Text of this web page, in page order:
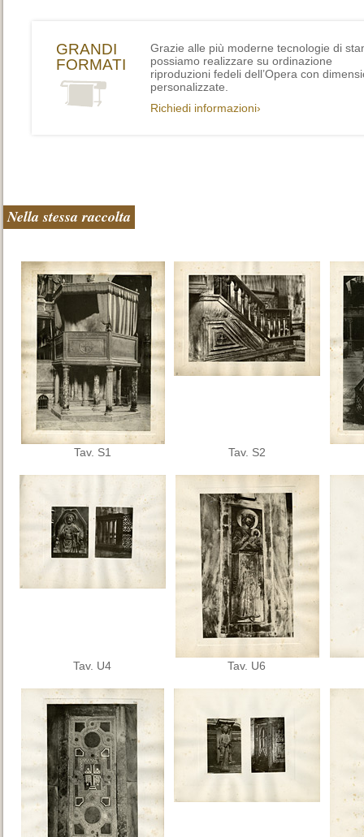
GRANDI
FORMATI
Grazie alle più moderne tecnologie di
possiamo realizzare su ordinazione
riproduzioni fedeli dell’Opera con
personalizzate.
Richiedi informazioni›
Nella stessa raccolta
Tav. S1 Tav. S2
Tav. U4 Tav. U6